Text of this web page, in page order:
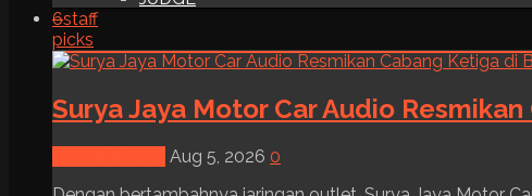
6staff
picks
Surya Jaya Motor Car Audio
Aug 5, 2026 0